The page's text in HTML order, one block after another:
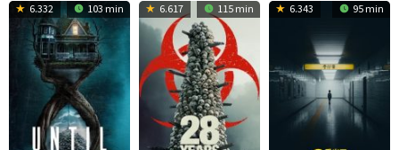
6.332 103 min 6.617 115 min 6.343 95 min